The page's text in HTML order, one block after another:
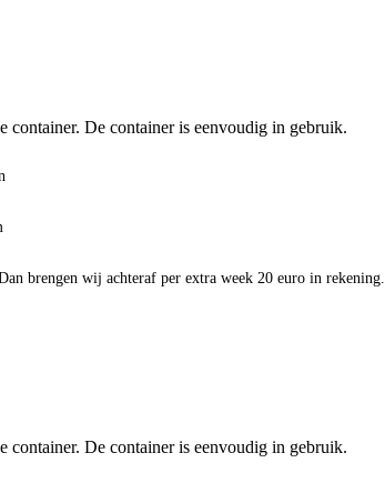
container. De container is eenvoudig in gebruik.
brengen wij achteraf per extra week 20 euro in rekening.
container. De container is eenvoudig in gebruik.